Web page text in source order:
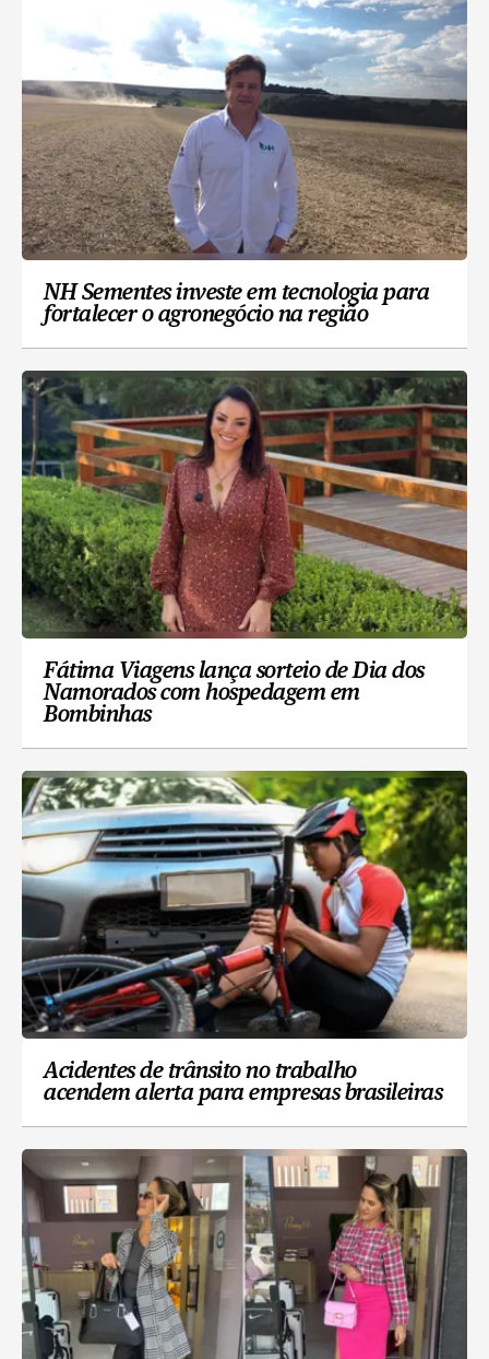
NH Sementes investe em tecnologia para
fortalecer o agronegócio na região
Fátima Viagens lança sorteio de Dia dos
Namorados com hospedagem em
Bombinhas
Acidentes de trânsito no trabalho
acendem alerta para empresas brasileiras